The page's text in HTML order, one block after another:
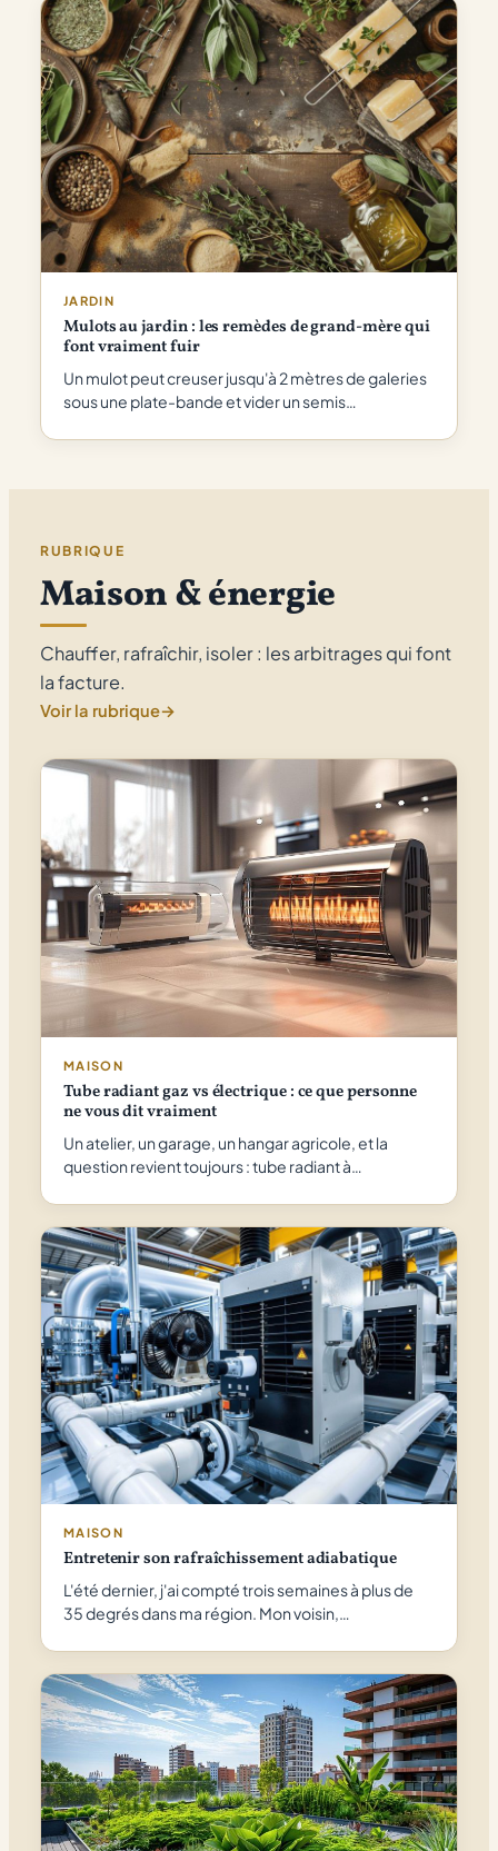
JARDIN
Mulots au jardin : les remèdes de grand-mère qui
font vraiment fuir
Un mulot peut creuser jusqu'à 2 mètres de galeries
sous une plate-bande et vider un semis…
RUBRIQUE
Maison & énergie
Chauffer, rafraîchir, isoler : les arbitrages qui font
la facture.
Voir la rubrique→
MAISON
Tube radiant gaz vs électrique : ce que personne
ne vous dit vraiment
Un atelier, un garage, un hangar agricole, et la
question revient toujours : tube radiant à…
MAISON
Entretenir son rafraîchissement adiabatique
L'été dernier, j'ai compté trois semaines à plus de
35 degrés dans ma région. Mon voisin,…